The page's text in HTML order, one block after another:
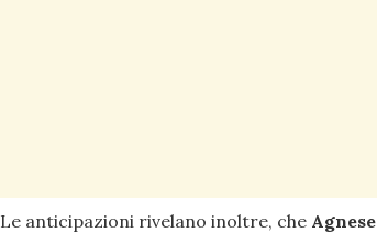
Le anticipazioni rivelano inoltre, che Agnese